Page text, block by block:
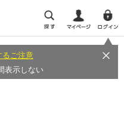
るご注意
表示しない